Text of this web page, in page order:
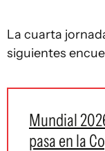
La cuarta
siguientes
Mundial
pasa en la